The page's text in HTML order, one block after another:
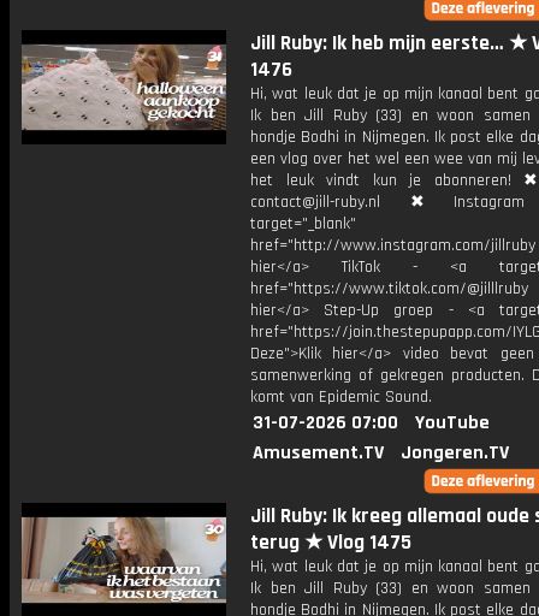
Jill Ruby: Ik heb mijn eerste… ★
1476
Hi, wat leuk dat je op mijn kanaal bent
Ik ben Jill Ruby (33) en woon
hondje Bodhi in Nijmegen. Ik post elke
een vlog over het wel een wee van mij
het leuk vindt kun je abonneren!
contact@jill-ruby.nl ✖
target="_blank"
href="http://www.instagram.com/
hier</a> TikTok - <a
href="https://www.tiktok.com/
hier</a> Step-Up groep - <a
href="https://join.thestepupapp.com/
Deze">Klik hier</a> video bevat
samenwerking of gekregen producten.
komt van Epidemic Sound.
31-07-2026 07:00
YouTube
Amusement.TV
Jongeren.TV
Jill Ruby: Ik kreeg allemaal oude
terug ★ Vlog 1475
Hi, wat leuk dat je op mijn kanaal bent
Ik ben Jill Ruby (33) en woon
hondje Bodhi in Nijmegen. Ik post elke